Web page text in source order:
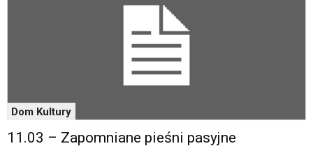
Dom Kultury
11.03 – Zapomniane pieśni pasyjne